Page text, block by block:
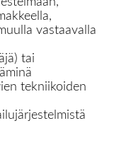
vastaavalla
tai
tekniikoiden